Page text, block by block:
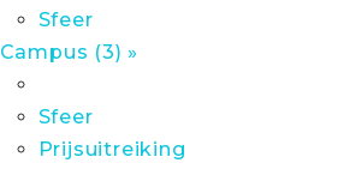
Sfeer
Campus (3) »
Sfeer
Prijsuitreiking